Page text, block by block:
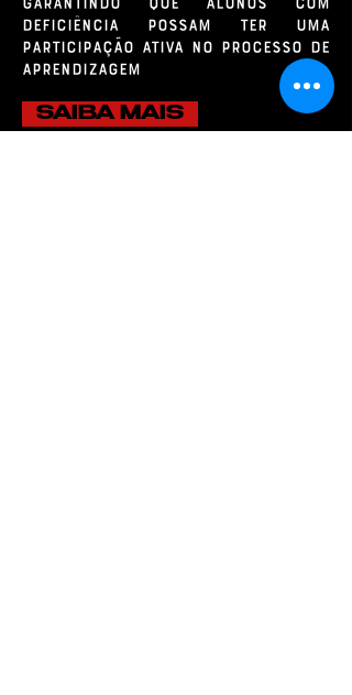
deficiência possam ter uma
participação ativa no processo de
aprendizagem
SAIBA MAIS